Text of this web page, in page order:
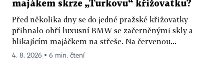
majákem skrze „Turkovu“ křižovatku?
Před několika dny se do jedné pražské křižovatky
přihnalo obří luxusní BMW se začerněnými skly a
blikajícím majáčkem na střeše. Na červenou...
4. 8. 2026 ▪ 6 min. čtení